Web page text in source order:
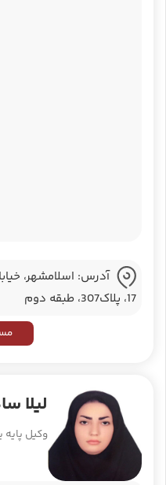
آدرس: اسلامشهر،
17، پلاک307، طبقه دوم
لیلا
وکیل